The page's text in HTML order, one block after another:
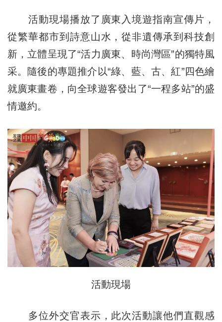
活動現場播放了廣東入境遊指南宣傳片，
從繁華都市到詩意山水，從非遺傳承到科技創
新，立體呈現了“活力廣東、時尚灣區”的獨特風
采。隨後的專題推介以“綠、藍、古、紅”四色繪
就廣東畫卷，向全球遊客發出了“一程多站”的盛
情邀約。
活動現場
多位外交官表示，此次活動讓他們直觀感